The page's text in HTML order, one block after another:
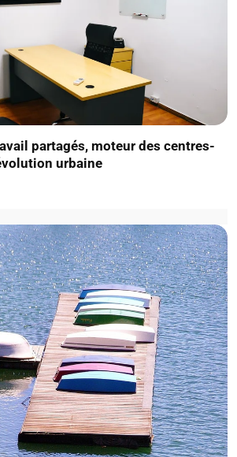
partagés, moteur des centres-
urbaine